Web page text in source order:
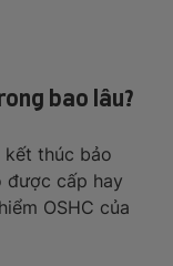
bao lâu?
kết thúc bảo
được cấp hay
OSHC của